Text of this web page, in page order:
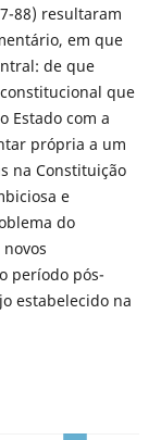
88) resultaram
em que
de que
que
Estado com a
própria a um
na Constituição
e
do
período pós-
estabelecido na